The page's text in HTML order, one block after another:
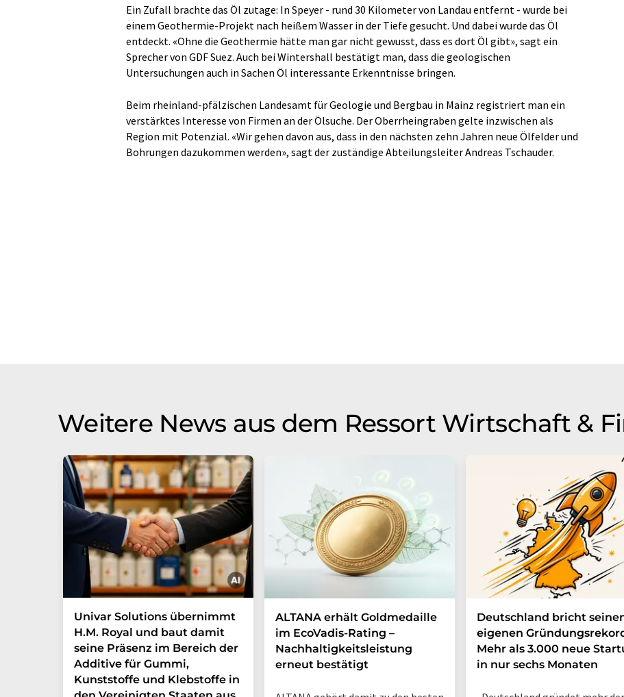
Ein Zufall brachte das Öl zutage: In Speyer - rund 30 Kilometer von Landau entfernt - wurde bei
einem Geothermie-Projekt nach heißem Wasser in der Tiefe gesucht. Und dabei wurde das Öl
entdeckt. «Ohne die Geothermie hätte man gar nicht gewusst, dass es dort Öl gibt», sagt ein
Sprecher von GDF Suez. Auch bei Wintershall bestätigt man, dass die geologischen
Untersuchungen auch in Sachen Öl interessante Erkenntnisse bringen.
Beim rheinland-pfälzischen Landesamt für Geologie und Bergbau in Mainz registriert man ein
verstärktes Interesse von Firmen an der Ölsuche. Der Oberrheingraben gelte inzwischen als
Region mit Potenzial. «Wir gehen davon aus, dass in den nächsten zehn Jahren neue Ölfelder und
Bohrungen dazukommen werden», sagt der zuständige Abteilungsleiter Andreas Tschauder.
Weitere News aus dem Ressort Wirtschaft &
Univar Solutions übernimmt
H.M. Royal und baut damit
seine Präsenz im Bereich der
Additive für Gummi,
Kunststoffe und Klebstoffe in
ALTANA erhält Goldmedaille
im EcoVadis-Rating –
Nachhaltigkeitsleistung
erneut bestätigt
Deutschland bricht
eigenen
Mehr als 3.000 neue
in nur sechs Monaten